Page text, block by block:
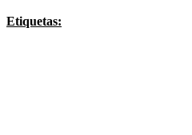
Etiquetas: